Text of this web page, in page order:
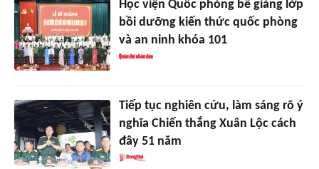
Học viện Quốc phòng bế giảng lớp
bồi dưỡng kiến thức quốc phòng
và an ninh khóa 101
Tiếp tục nghiên cứu, làm sáng rõ ý
nghĩa Chiến thắng Xuân Lộc cách
đây 51 năm